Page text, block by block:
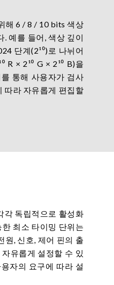
해 6 / 8 / 10 bits 색상
. 예를 들어, 색상 깊이
단계(2¹⁰)로 나뉘어
R × 2¹⁰ G × 2¹⁰ B)을
통해 사용자가 검사
따라 자유롭게 편집할
각 독립적으로 활성화
최소 타이밍 단위는
원, 신호, 제어 핀의 출
유롭게 설정할 수 있
자의 요구에 따라 설